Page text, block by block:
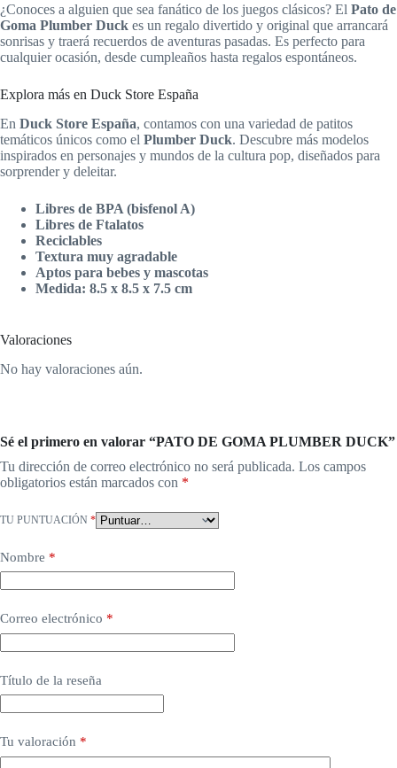
¿Conoces a alguien que sea fanático de los juegos clásicos? El Pato de
Goma Plumber Duck es un regalo divertido y original que arrancará
sonrisas y traerá recuerdos de aventuras pasadas. Es perfecto para
cualquier ocasión, desde cumpleaños hasta regalos espontáneos.
Explora más en Duck Store España
En Duck Store España, contamos con una variedad de patitos
temáticos únicos como el Plumber Duck. Descubre más modelos
inspirados en personajes y mundos de la cultura pop, diseñados para
sorprender y deleitar.
Libres de BPA (bisfenol A)
Libres de Ftalatos
Reciclables
Textura muy agradable
Aptos para bebes y mascotas
Medida: 8.5 x 8.5 x 7.5 cm
Valoraciones
No hay valoraciones aún.
Sé el primero en valorar “PATO DE GOMA PLUMBER DUCK”
Tu dirección de correo electrónico no será publicada. Los campos
obligatorios están marcados con *
TU PUNTUACIÓN *
Nombre *
Correo electrónico *
Título de la reseña
Tu valoración *